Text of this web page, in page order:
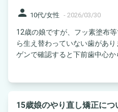
person 10代/女性 - 2026/03/30
12歳の娘ですが、フッ素塗布
ら生え替わっていない歯があ
ゲンで確認すると下前歯中心か
15歳娘のやり直し矯正につ